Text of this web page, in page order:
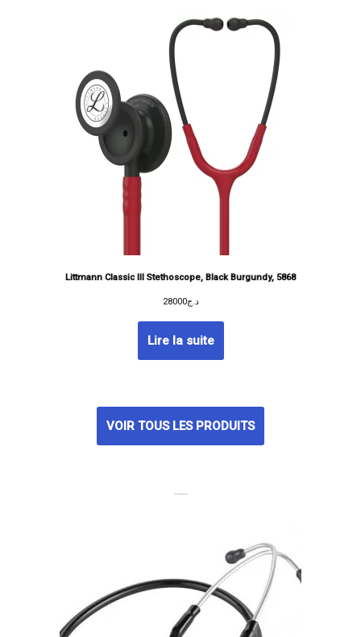
Littmann Classic III Stethoscope, Black Burgundy, 5868
د.ج28000
Lire la suite
VOIR TOUS LES PRODUITS